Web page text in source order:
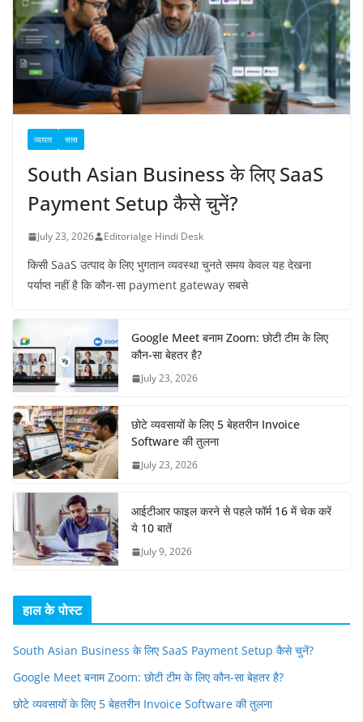
व्यापार सास
South Asian Business के लिए SaaS
Payment Setup कैसे चुनें?
July 23, 2026 Editorialge Hindi Desk
किसी SaaS उत्पाद के लिए भुगतान व्यवस्था चुनते समय केवल यह देखना
पर्याप्त नहीं है कि कौन-सा payment gateway सबसे
Google Meet बनाम Zoom: छोटी टीम के लिए
कौन-सा बेहतर है?
July 23, 2026
छोटे व्यवसायों के लिए 5 बेहतरीन Invoice
Software की तुलना
July 23, 2026
आईटीआर फाइल करने से पहले फॉर्म 16 में चेक करें
ये 10 बातें
July 9, 2026
हाल के पोस्ट
South Asian Business के लिए SaaS Payment Setup कैसे चुनें?
Google Meet बनाम Zoom: छोटी टीम के लिए कौन-सा बेहतर है?
छोटे व्यवसायों के लिए 5 बेहतरीन Invoice Software की तुलना